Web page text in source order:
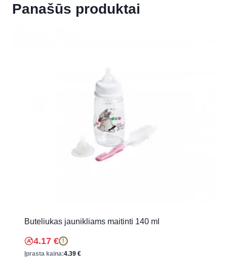
Panašūs produktai
Buteliukas jaunikliams maitinti 140 ml
4.17 € !
Įprasta kaina:4.39 €